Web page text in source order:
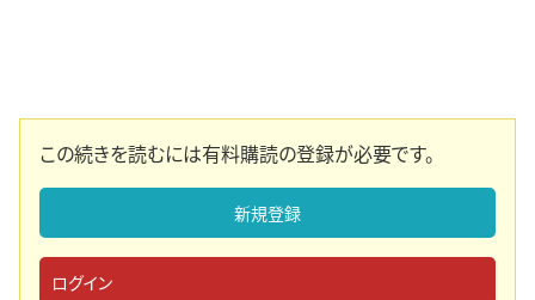
この続きを読むには有料購読の登録が必要です。
新規登録
ログイン